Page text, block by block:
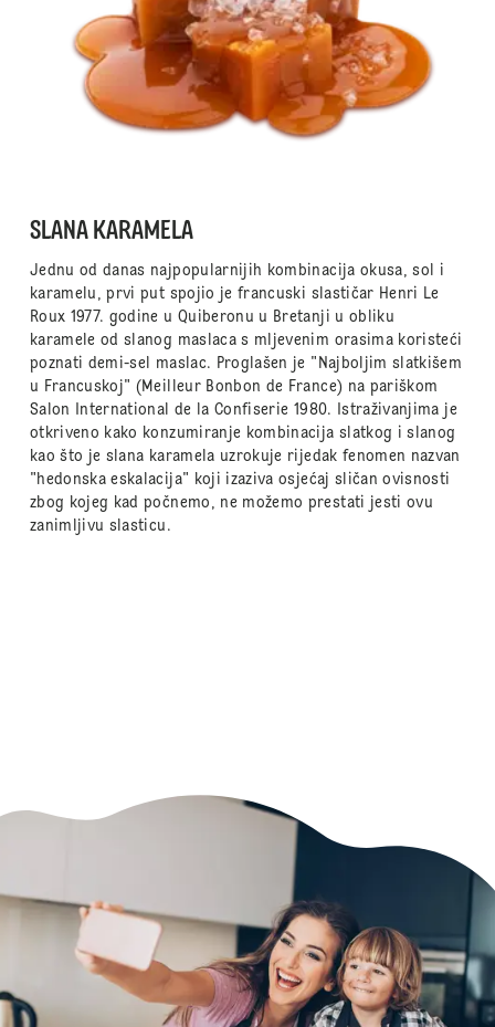
SLANA KARAMELA
Jednu od danas najpopularnijih kombinacija okusa, sol i
karamelu, prvi put spojio je francuski slastičar Henri Le
Roux 1977. godine u Quiberonu u Bretanji u obliku
karamele od slanog maslaca s mljevenim orasima koristeći
poznati demi-sel maslac. Proglašen je "Najboljim slatkišem
u Francuskoj" (Meilleur Bonbon de France) na pariškom
Salon International de la Confiserie 1980. Istraživanjima je
otkriveno kako konzumiranje kombinacija slatkog i slanog
kao što je slana karamela uzrokuje rijedak fenomen nazvan
"hedonska eskalacija" koji izaziva osjećaj sličan ovisnosti
zbog kojeg kad počnemo, ne možemo prestati jesti ovu
zanimljivu slasticu.